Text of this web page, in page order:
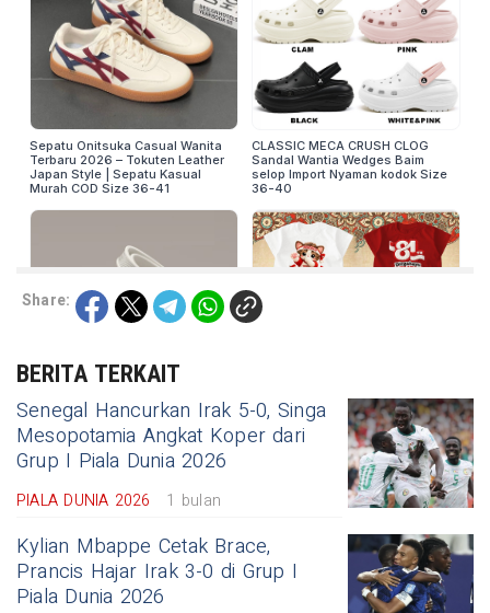
Share:
BERITA TERKAIT
Senegal Hancurkan Irak 5-0, Singa
Mesopotamia Angkat Koper dari
Grup I Piala Dunia 2026
PIALA DUNIA 2026 1 bulan
Kylian Mbappe Cetak Brace,
Prancis Hajar Irak 3-0 di Grup I
Piala Dunia 2026